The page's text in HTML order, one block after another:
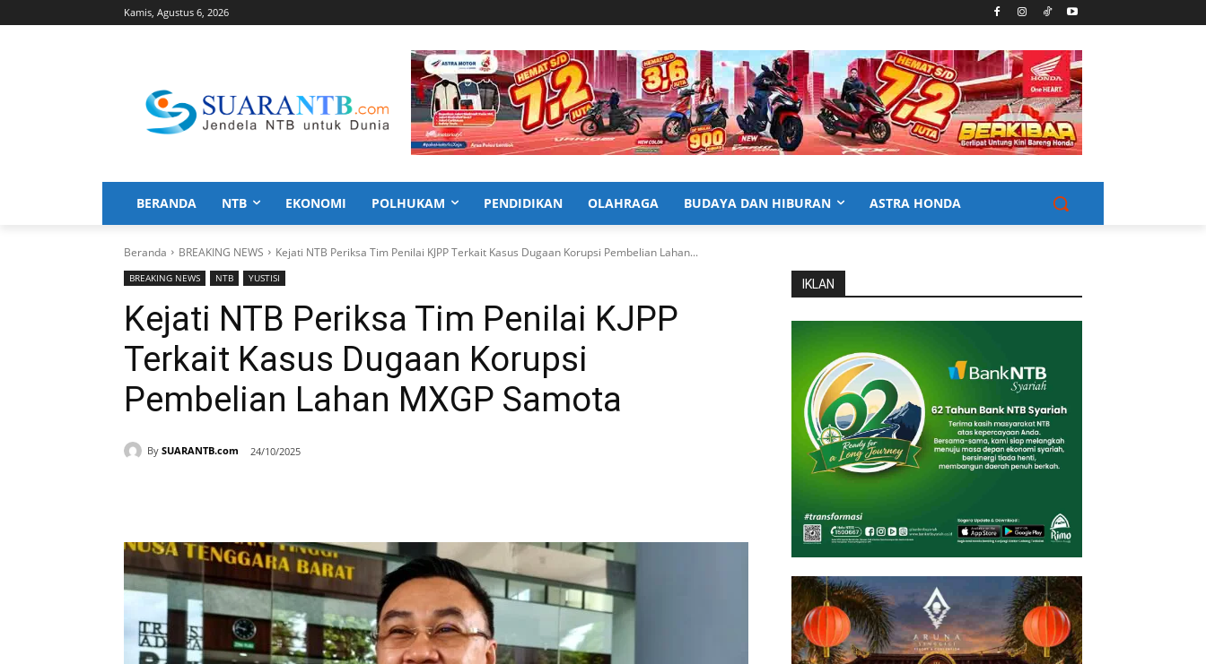
Kamis, Agustus 6, 2026
BERANDA NTB EKONOMI POLHUKAM PENDIDIKAN OLAHRAGA BUDAYA DAN HIBURAN ASTRA HONDA
Beranda BREAKING NEWS Kejati NTB Periksa Tim Penilai KJPP Terkait Kasus Dugaan Korupsi Pembelian Lahan...
BREAKING NEWS NTB YUSTISI
Kejati NTB Periksa Tim Penilai KJPP
Terkait Kasus Dugaan Korupsi
Pembelian Lahan MXGP Samota
By SUARANTB.com 24/10/2025
IKLAN